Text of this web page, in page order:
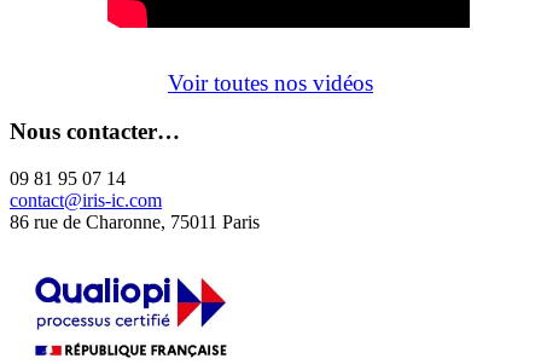
Voir toutes nos vidéos
Nous contacter…
09 81 95 07 14
contact@iris-ic.com
86 rue de Charonne, 75011 Paris